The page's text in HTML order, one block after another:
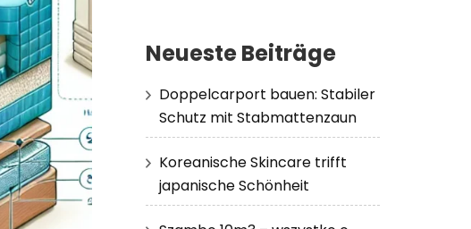
Neueste Beiträge
Doppelcarport bauen: Stabiler
Schutz mit Stabmattenzaun
Koreanische Skincare trifft
japanische Schönheit